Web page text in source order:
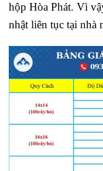
hộp Hòa Phát. Vì
nhật liên tục tại nhà